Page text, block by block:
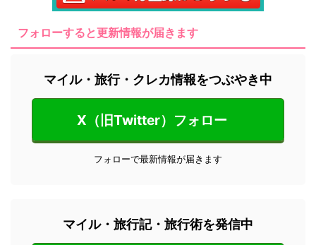
フォローすると更新情報が届きます
マイル・旅行・クレカ情報をつぶやき中
X（旧Twitter）フォロー
フォローで最新情報が届きます
マイル・旅行記・旅行術を発信中